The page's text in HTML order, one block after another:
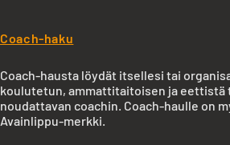
Coach-haku
Coach-hausta löydät itsellesi tai
koulutetun, ammattitaitoisen ja eettistä
noudattavan coachin. Coach-haulle on
Avainlippu-merkki.